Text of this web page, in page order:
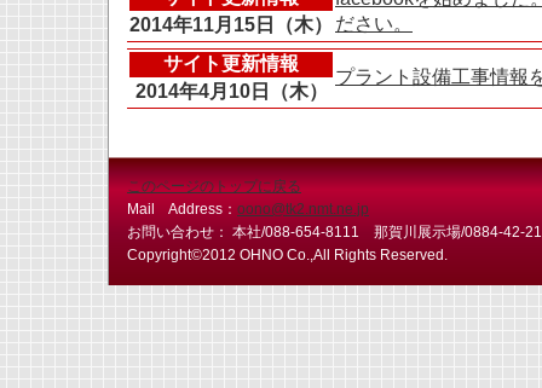
ださい。
2014年11月15日（木）
サイト更新情報
プラント設備工事情報
2014年4月10日（木）
このページのトップに戻る
Mail Address： oono@tk2.nmt.ne.jp
お問い合わせ： 本社/088-654-8111 那賀川展示場/0884-
Copyright©2012 OHNO Co.,All Rights Reserved.